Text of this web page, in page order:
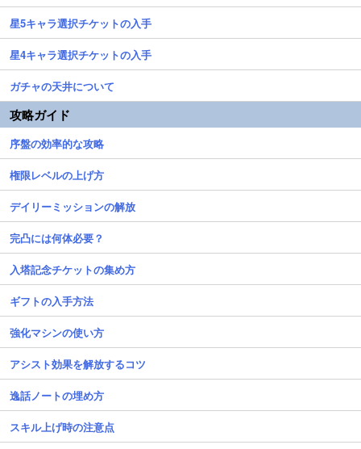
星5キャラ選択チケットの入手
星4キャラ選択チケットの入手
ガチャの天井について
攻略ガイド
序盤の効率的な攻略
権限レベルの上げ方
デイリーミッションの解放
完凸には何体必要？
入塔記念チケットの集め方
ギフトの入手方法
強化マシンの使い方
アシスト効果を解放するコツ
逸話ノートの埋め方
スキル上げ時の注意点